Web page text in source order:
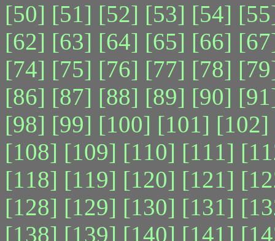
[50] [51] [52] [53] [54]
[62] [63] [64] [65] [66]
[74] [75] [76] [77] [78]
[86] [87] [88] [89] [90]
[98] [99] [100] [101] [102]
[108] [109] [110] [111]
[118] [119] [120] [121]
[128] [129] [130] [131]
[138] [139] [140] [141]